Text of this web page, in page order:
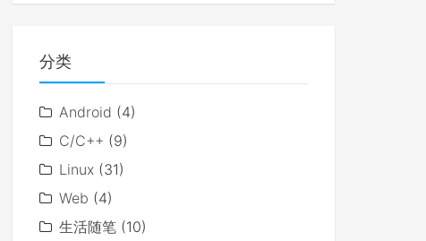
分类
Android (4)
C/C++ (9)
Linux (31)
Web (4)
生活随笔 (10)